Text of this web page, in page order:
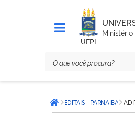
UFPI
estáPágina inicial
EDITAIS - PARNAIBA